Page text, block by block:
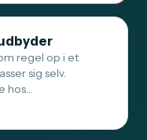
regel op i et
sig selv.
hos…